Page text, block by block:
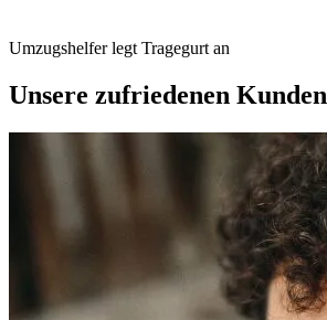
Umzugshelfer legt Tragegurt an
Unsere zufriedenen Kunden